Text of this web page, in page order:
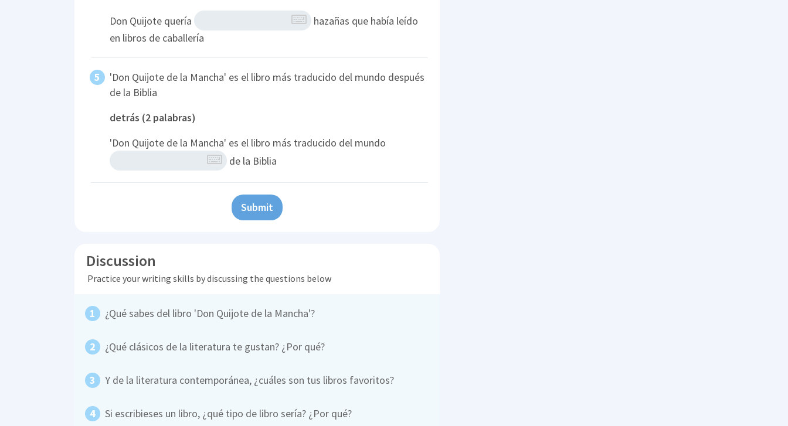
Don Quijote quería
hazañas que había leído
en libros de caballería
'Don Quijote de la Mancha' es el libro más traducido del mundo después
de la Biblia
detrás (2 palabras)
'Don Quijote de la Mancha' es el libro más traducido del mundo
de la Biblia
Submit
Discussion
Practice your writing skills by discussing the questions below
¿Qué sabes del libro 'Don Quijote de la Mancha'?
¿Qué clásicos de la literatura te gustan? ¿Por qué?
Y de la literatura contemporánea, ¿cuáles son tus libros favoritos?
Si escribieses un libro, ¿qué tipo de libro sería? ¿Por qué?